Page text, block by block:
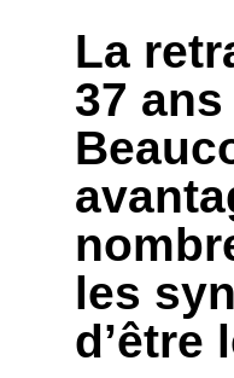
La
37
les
d’être